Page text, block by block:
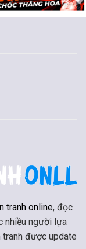
tranh online, đọc
nhiều người lựa
tranh được update